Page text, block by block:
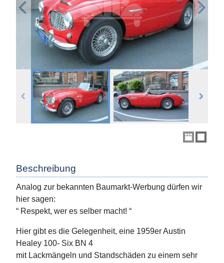
Beschreibung
Analog zur bekannten Baumarkt-Werbung dürfen wir
hier sagen:
“ Respekt, wer es selber macht! “
Hier gibt es die Gelegenheit, eine 1959er Austin
Healey 100- Six BN 4
mit Lackmängeln und Standschäden zu einem sehr